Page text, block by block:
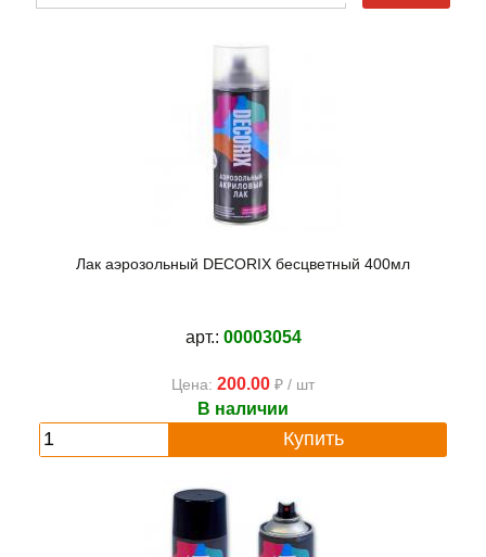
Лак аэрозольный DECORIX бесцветный 400мл
арт.: 00003054
Цена: 200.00 ₽ / шт
В наличии
Купить